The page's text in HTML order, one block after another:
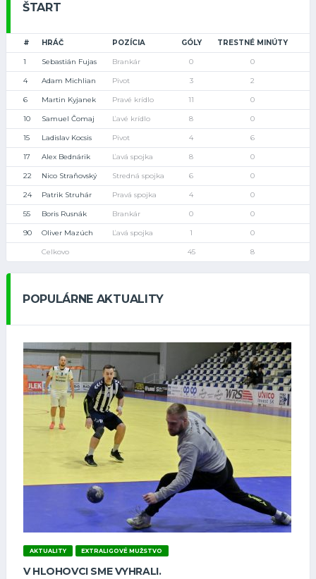
ŠTART
# HRÁČ POZÍCIA GÓLY TRESTNÉ MINÚTY
1 Sebastián Fujas Brankár 0 0
4 Adam Michlian Pivot 3 2
6 Martin Kyjanek Pravé krídlo 11 0
10 Samuel Čomaj Ľavé krídlo 8 0
15 Ladislav Kocsis Pivot 4 6
17 Alex Bednárik Ľavá spojka 8 0
22 Nico Straňovský Stredná spojka 6 0
24 Patrik Struhár Pravá spojka 4 0
55 Boris Rusnák Brankár 0 0
90 Oliver Mazúch Ľavá spojka 1 0
Celkovo 45 8
POPULÁRNE AKTUALITY
AKTUALITY EXTRALIGOVÉ MUŽSTVO
V HLOHOVCI SME VYHRALI.